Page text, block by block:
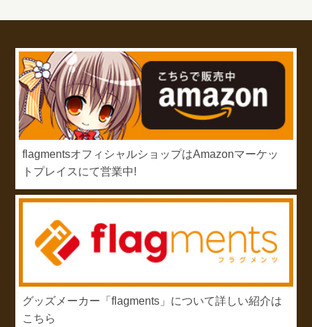
flagmentsオフィシャルショップはAmazonマーケッ
トプレイスにて営業中!
グッズメーカー「flagments」について詳しい紹介は
こちら